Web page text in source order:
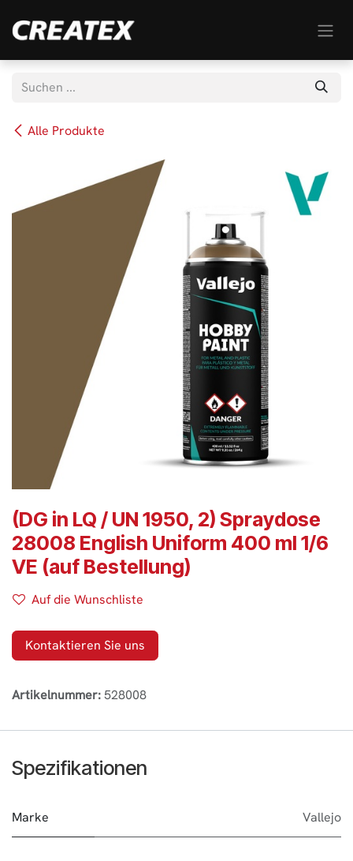
Alle Produkte
(DG in LQ / UN 1950, 2) Spraydose
28008 English Uniform 400 ml 1/6
VE (auf Bestellung)
Auf die Wunschliste
Kontaktieren Sie uns
Artikelnummer:528008
Spezifikationen
Marke Vallejo